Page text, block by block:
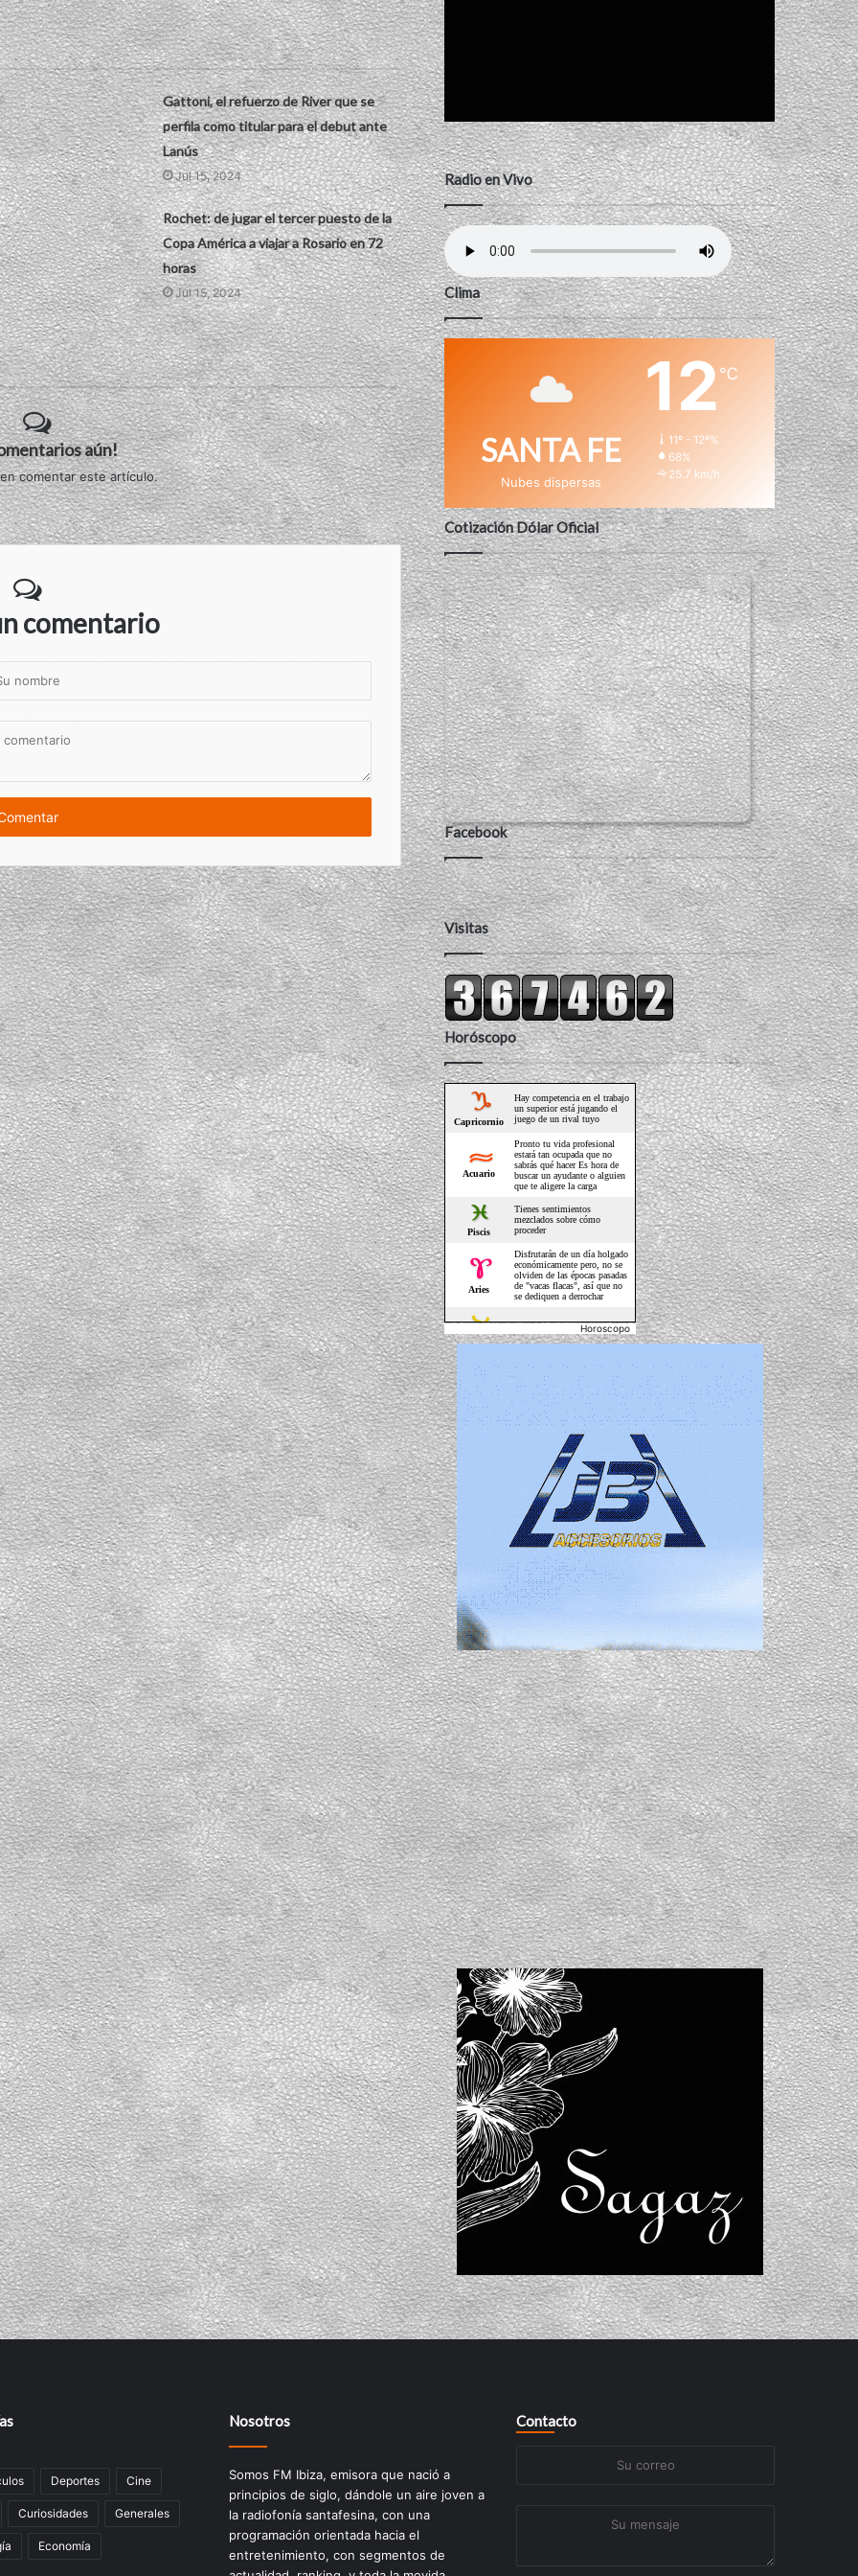
Gattoni, el refuerzo de River que se
perfila como titular para el debut ante
Lanús
Jul 15, 2024
Rochet: de jugar el tercer puesto de la
Copa América a viajar a Rosario en 72
horas
Jul 15, 2024
aún!
comentar este artículo.
comentario
Radio en Vivo
Clima
SANTA FE
Nubes dispersas
12℃
11º - 12º%
68%
25.7 km/h
Cotización Dólar Oficial
Facebook
Visitas
Horóscopo
Horoscopo
Deportes Cine
Curiosidades Generales
Economía
Nosotros
Somos FM Ibiza, emisora que nació a
principios de siglo, dándole un aire joven a
la radiofonía santafesina, con una
programación orientada hacia el
entretenimiento, con segmentos de
Contacto